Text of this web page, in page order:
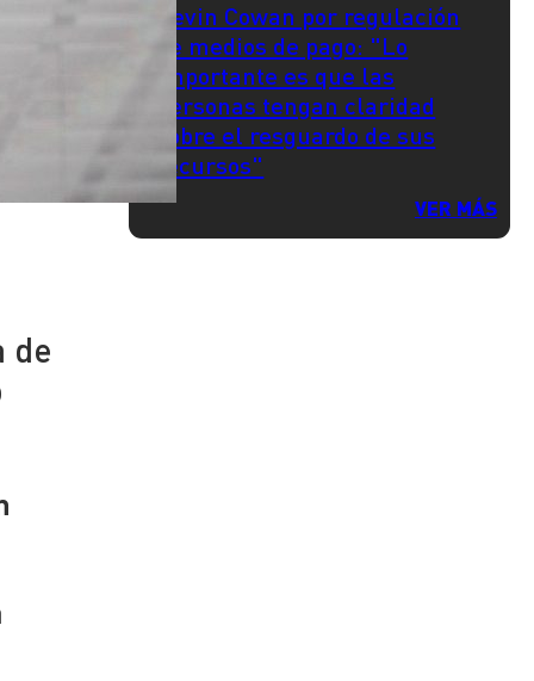
de
Kevin Cowan por regulación
de medios de pago: "Lo
importante es que las
personas tengan claridad
sobre el resguardo de sus
recursos"
VER MÁS